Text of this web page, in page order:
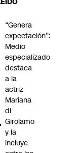
“Genera
expectación”:
Medio
especializado
destaca
a la
actriz
Mariana
di
Girolamo
y la
incluye